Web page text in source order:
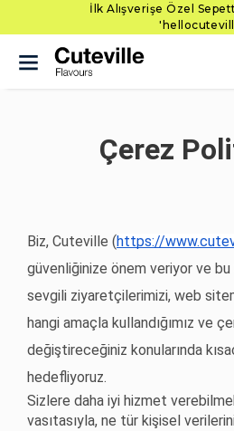
İlk Alışverişe Özel
Çerez
Biz, Cuteville (https://
güvenliğinize önem veriyor ve
sevgili ziyaretçilerimizi, web
hangi amaçla kullandığımız ve
değiştireceğiniz konularında
hedefliyoruz.
Sizlere daha iyi hizmet
vasıtasıyla, ne tür kişisel